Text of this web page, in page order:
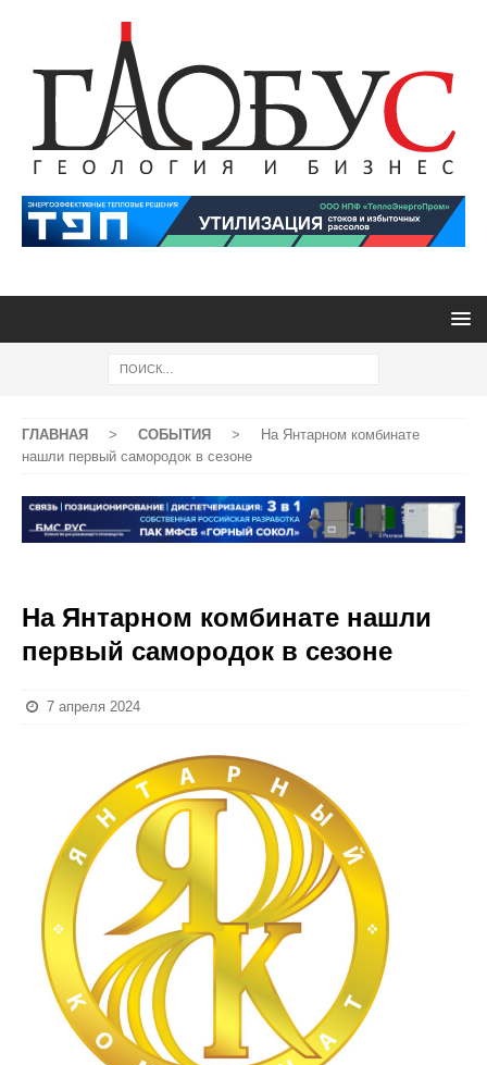
ГЛАВНАЯ > СОБЫТИЯ >
На Янтарном комбинате
нашли первый самородок в сезоне
На Янтарном комбинате нашли
первый самородок в сезоне
7 апреля 2024